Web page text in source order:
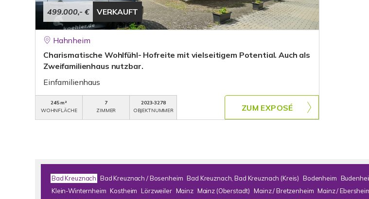
499.000,- € VERKAUFT
Hahnheim
Charismatische Wohlfühl- Hofreite mit vielseitigem Potential. Auch als
Zweifamilienhaus nutzbar.
Einfamilienhaus
245 m²
WOHNFLÄCHE
7
ZIMMER
2023-3278
OBJEKTNUMMER
ZUM EXPOSÉ
Bad Kreuznach Bad Kreuznach / Bosenheim Bad Kreuznach, Bad Kreuznach (Kreis) Bodenheim
Klein-Winternheim Kostheim Lörzweiler Mainz Mainz (Oberstadt) Mainz / Bretzenheim Mainz /